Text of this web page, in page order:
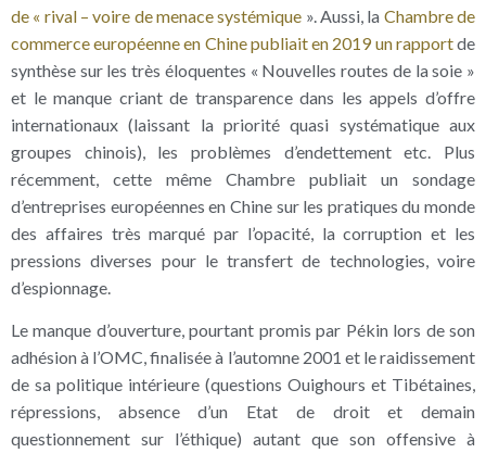
de « rival – voire de menace systémique ». Aussi, la Chambre de
commerce européenne en Chine publiait en 2019 un rapportde
synthèse sur les très éloquentes « Nouvelles routes de la soie »
et le manque criant de transparence dans les appels d’offre
internationaux (laissant la priorité quasi systématique aux
groupes chinois), les problèmes d’endettement etc. Plus
récemment, cette même Chambre publiait un sondage
d’entreprises européennes en Chine sur les pratiques du monde
des affaires très marqué par l’opacité, la corruption et les
pressions diverses pour le transfert de technologies, voire
d’espionnage.
Le manque d’ouverture, pourtant promis par Pékin lors de son
adhésion à l’OMC, finalisée à l’automne 2001 et le raidissement
de sa politique intérieure (questions Ouighours et Tibétaines,
répressions, absence d’un Etat de droit et demain
questionnement sur l’éthique) autant que son offensive à